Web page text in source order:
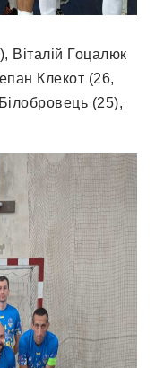
Віталій Гоцалюк
Клекот (26,
(25),